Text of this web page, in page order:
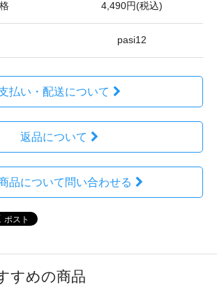
4,490円(税込)
pasi12
払い・配送について
返品について
品について問い合わせる
すめの商品